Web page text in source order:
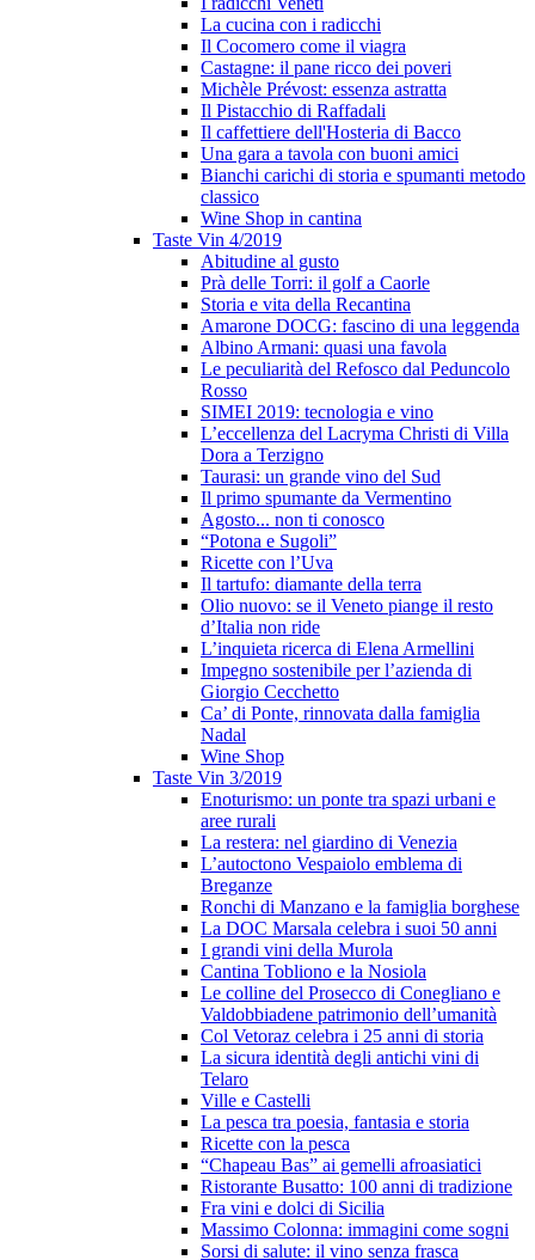
La cucina con i radicchi
Il Cocomero come il viagra
Castagne: il pane ricco dei poveri
Michèle Prévost: essenza astratta
Il Pistacchio di Raffadali
Il caffettiere dell'Hosteria di Bacco
Una gara a tavola con buoni amici
Bianchi carichi di storia e spumanti metodo
classico
Wine Shop in cantina
Taste Vin 4/2019
Abitudine al gusto
Prà delle Torri: il golf a Caorle
Storia e vita della Recantina
Amarone DOCG: fascino di una leggenda
Albino Armani: quasi una favola
Le peculiarità del Refosco dal Peduncolo
Rosso
SIMEI 2019: tecnologia e vino
L’eccellenza del Lacryma Christi di Villa
Dora a Terzigno
Taurasi: un grande vino del Sud
Il primo spumante da Vermentino
Agosto... non ti conosco
“Potona e Sugoli”
Ricette con l’Uva
Il tartufo: diamante della terra
Olio nuovo: se il Veneto piange il resto
d’Italia non ride
L’inquieta ricerca di Elena Armellini
Impegno sostenibile per l’azienda di
Giorgio Cecchetto
Ca’ di Ponte, rinnovata dalla famiglia
Nadal
Wine Shop
Taste Vin 3/2019
Enoturismo: un ponte tra spazi urbani e
aree rurali
La restera: nel giardino di Venezia
L’autoctono Vespaiolo emblema di
Breganze
Ronchi di Manzano e la famiglia borghese
La DOC Marsala celebra i suoi 50 anni
I grandi vini della Murola
Cantina Tobliono e la Nosiola
Le colline del Prosecco di Conegliano e
Valdobbiadene patrimonio dell’umanità
Col Vetoraz celebra i 25 anni di storia
La sicura identità degli antichi vini di
Telaro
Ville e Castelli
La pesca tra poesia, fantasia e storia
Ricette con la pesca
“Chapeau Bas” ai gemelli afroasiatici
Ristorante Busatto: 100 anni di tradizione
Fra vini e dolci di Sicilia
Massimo Colonna: immagini come sogni
Sorsi di salute: il vino senza frasca